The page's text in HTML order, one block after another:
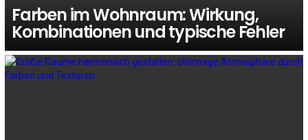
Farben im Wohnraum: Wirkung,
Kombinationen und typische Fehler